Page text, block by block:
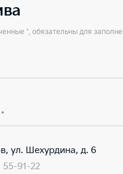
*, обязательны для
ул. Шехурдина, д. 6
55-91-22